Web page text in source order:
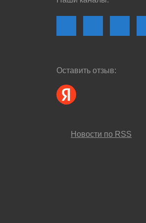
Оставить отзыв:
Новости по RSS